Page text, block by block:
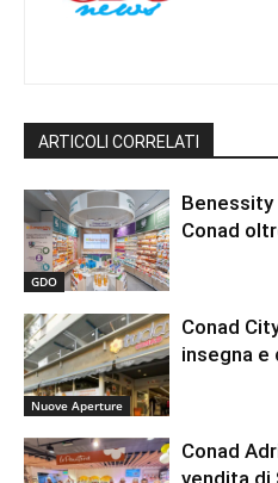
ARTICOLI CORRELATI
GDO
Benessity
Conad
Nuove Aperture
Conad
insegna e
Conad
vendita di